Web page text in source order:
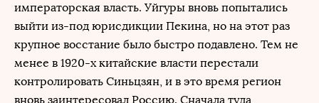
императорская власть. Уйгуры вновь попытались
выйти из-под юрисдикции Пекина, но на этот раз
крупное восстание было быстро подавлено. Тем не
менее в 1920-х китайские власти перестали
контролировать Синьцзян, и в это время регион
вновь заинтересовал Россию. Сначала туда